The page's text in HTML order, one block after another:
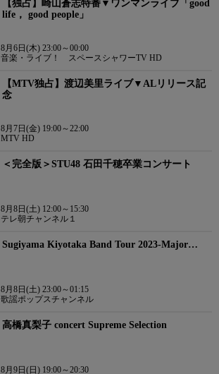
【独占】崎山蒼志特番▼ワンマンライブ「good
life， good people」
8月6日(木) 23:00～00:00
音楽・ライブ！ スペースシャワーTV HD
【MTV独占】渡辺美里ライブ▼ALリリース記
念
8月7日(金) 19:00～22:00
MTV HD
＜完全版＞STU48 石田千穂卒業コンサート
8月8日(土) 12:00～15:30
テレ朝チャンネル１
Sugiyama Kiyotaka Band Tour 2023-Major…
8月8日(土) 23:00～01:15
歌謡ポップスチャンネル
高橋真梨子 concert Supreme Selection
8月9日(日) 19:00～20:30